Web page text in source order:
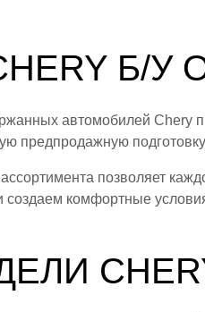
Б/У
автомобилей Chery
предпродажную
позволяет
комфортные